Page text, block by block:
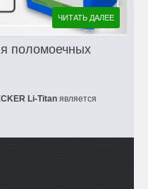
ЧИТАТЬ ДАЛЕЕ
поломоечных
Li-Titan является